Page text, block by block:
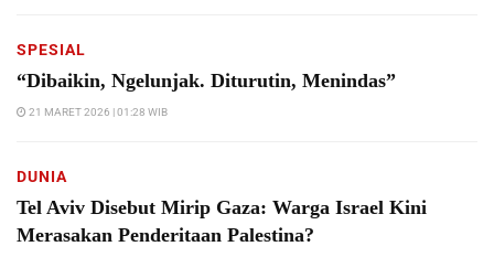
SPESIAL
“Dibaikin, Ngelunjak. Diturutin, Menindas”
21 MARET 2026 | 01:28 WIB
DUNIA
Tel Aviv Disebut Mirip Gaza: Warga Israel Kini
Merasakan Penderitaan Palestina?